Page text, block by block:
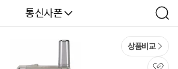
다나와
통신사폰
검
색
상품비교